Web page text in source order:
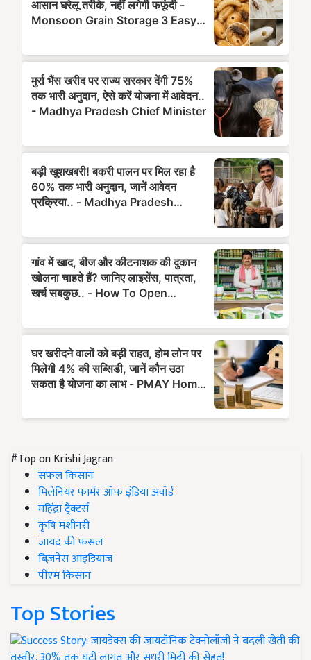
#Top on Krishi Jagran
सफल किसान
मिलेनियर फार्मर ऑफ इंडिया अवॉर्ड
महिंद्रा ट्रैक्टर्स
कृषि मशीनरी
जायद की फसल
बिज़नेस आइडियाज
पीएम किसान
Top Stories